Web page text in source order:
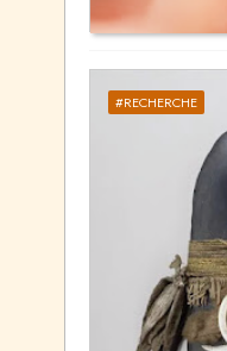
#RECHERCHE